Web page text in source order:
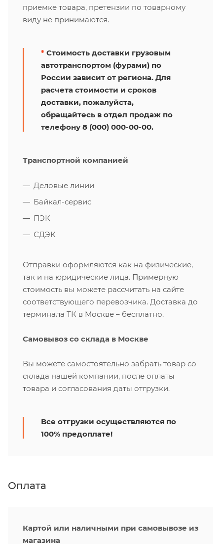
приемке товара, претензии по товарному
виду не принимаются.
* Стоимость доставки грузовым
автотранспортом (фурами) по
России зависит от региона. Для
расчета стоимости и сроков
доставки, пожалуйста,
обращайтесь в отдел продаж по
телефону 8 (000) 000-00-00.
Транспортной компанией
Деловые линии
Байкал-сервис
ПЭК
СДЭК
Отправки оформляются как на физические,
так и на юридические лица. Примерную
стоимость вы можете рассчитать на сайте
соответствующего перевозчика. Доставка до
терминала ТК в Москве – бесплатно.
Самовывоз со склада в Москве
Вы можете самостоятельно забрать товар со
склада нашей компании, после оплаты
товара и согласования даты отгрузки.
Все отгрузки осуществляются по
100% предоплате!
Оплата
Картой или наличными при самовывозе из
магазина